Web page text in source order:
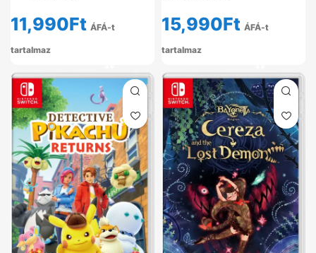
11,990Ft ÁFÁ-t
tartalmaz
15,990Ft ÁFÁ-t
tartalmaz